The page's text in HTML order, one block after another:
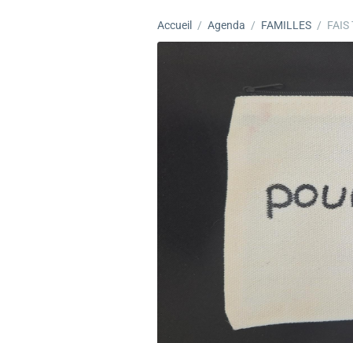
Accueil Agenda FAMILLES FAIS